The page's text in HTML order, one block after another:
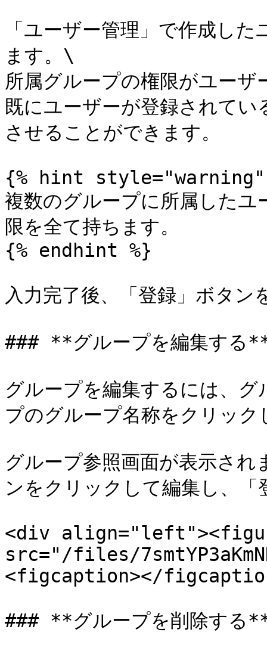
「ユーザー管理」で作成し
ます。\
所属グループの権限がユー
既にユーザーが登録されて
させることができます。
{% hint style="warning"
複数のグループに所属した
限を全て持ちます。
{% endhint %}
入力完了後、「登録」ボタン
### **グループを編集する
グループを編集するには、
プのグループ名称をクリック
グループ参照画面が表示さ
ンをクリックして編集し、
<div
src="/files/
<figcaption></
### **グループを削除する